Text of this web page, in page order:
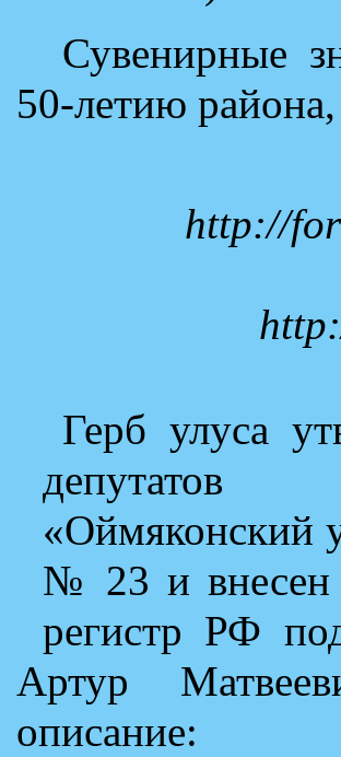
Сувенирные
50-летию района,
http://
Герб улуса
депутатов
«Оймяконский
№ 23 и внесен
регистр РФ
Артур
описание: